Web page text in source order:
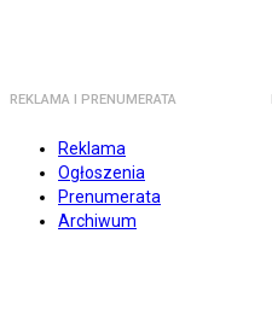
REKLAMA I PRENUMERATA
Reklama
Ogłoszenia
Prenumerata
Archiwum